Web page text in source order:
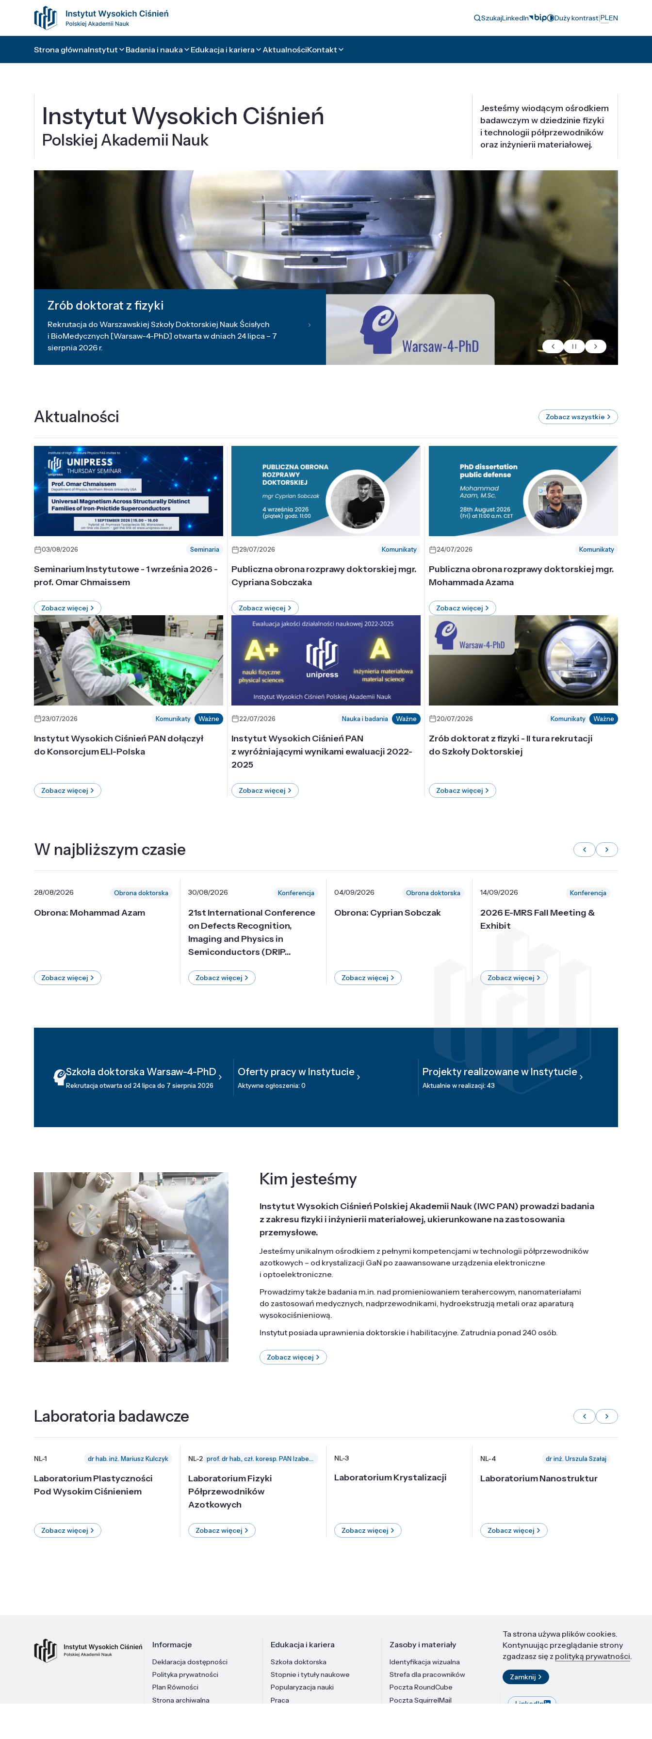
SzukajLinkedIn Duży kontrast|PLEN
Strona głównaInstytut Badania i nauka Edukacja i kariera AktualnościKontakt
Instytut Wysokich Ciśnień
Polskiej Akademii Nauk
Jesteśmy wiodącym ośrodkiem
badawczym w dziedzinie fizyki
i technologii półprzewodników
oraz inżynierii materiałowej.
Zrób doktorat z fizyki
Rekrutacja do Warszawskiej Szkoły Doktorskiej Nauk Ścisłych
i BioMedycznych [Warsaw-4-PhD] otwarta w dniach 24 lipca – 7
sierpnia 2026 r.
Aktualności Zobacz wszystkie
03/08/2026 Seminaria
Seminarium Instytutowe - 1 września 2026 -
prof. Omar Chmaissem
Zobacz więcej
29/07/2026 Komunikaty
Publiczna obrona rozprawy doktorskiej mgr.
Cypriana Sobczaka
Zobacz więcej
24/07/2026 Komunikaty
Publiczna obrona rozprawy doktorskiej mgr.
Mohammada Azama
Zobacz więcej
23/07/2026 Komunikaty Ważne
Instytut Wysokich Ciśnień PAN dołączył
do Konsorcjum ELI-Polska
Zobacz więcej
22/07/2026 Nauka i badania Ważne
Instytut Wysokich Ciśnień PAN
z wyróżniającymi wynikami ewaluacji 2022-
2025
Zobacz więcej
20/07/2026 Komunikaty Ważne
Zrób doktorat z fizyki - II tura rekrutacji
do Szkoły Doktorskiej
Zobacz więcej
W najbliższym czasie
28/08/2026 Obrona doktorska
Obrona: Mohammad Azam
Zobacz więcej
30/08/2026 Konferencja
21st International Conference
on Defects Recognition,
Imaging and Physics in
Semiconductors (DRIP...
Zobacz więcej
04/09/2026 Obrona doktorska
Obrona: Cyprian Sobczak
Zobacz więcej
14/09/2026 Konferencja
2026 E-MRS Fall Meeting &
Exhibit
Zobacz więcej
Szkoła doktorska Warsaw-4-PhD
Rekrutacja otwarta od 24 lipca do 7 sierpnia 2026
Oferty pracy w Instytucie
Aktywne ogłoszenia: 0
Projekty realizowane w Instytucie
Aktualnie w realizacji: 43
Kim jesteśmy
Instytut Wysokich Ciśnień Polskiej Akademii Nauk (IWC PAN) prowadzi badania
z zakresu fizyki i inżynierii materiałowej, ukierunkowane na zastosowania
przemysłowe.
Jesteśmy unikalnym ośrodkiem z pełnymi kompetencjami w technologii półprzewodników
azotkowych – od krystalizacji GaN po zaawansowane urządzenia elektroniczne
i optoelektroniczne.
Prowadzimy także badania m.in. nad promieniowaniem terahercowym, nanomateriałami
do zastosowań medycznych, nadprzewodnikami, hydroekstruzją metali oraz aparaturą
wysokociśnieniową.
Instytut posiada uprawnienia doktorskie i habilitacyjne. Zatrudnia ponad 240 osób.
Zobacz więcej
Laboratoria badawcze
NL-1 dr hab. inż. Mariusz Kulczyk
Laboratorium Plastyczności
Pod Wysokim Ciśnieniem
Zobacz więcej
NL-2 prof. dr hab., czł. koresp. PAN Izabella Grzegory
Laboratorium Fizyki
Półprzewodników
Azotkowych
Zobacz więcej
NL-3
Laboratorium Krystalizacji
Zobacz więcej
NL-4 dr inż. Urszula Szałaj
Laboratorium Nanostruktur
Zobacz więcej
Informacje
Deklaracja dostępności
Polityka prywatności
Plan Równości
Strona archiwalna
Edukacja i kariera
Szkoła doktorska
Stopnie i tytuły naukowe
Popularyzacja nauki
Praca
Zasoby i materiały
Identyfikacja wizualna
Strefa dla pracowników
Poczta RoundCube
Poczta SquirrelMail
Kontakt
Instytut Wysokich Ciśnień PAN
ul. Sokołowska 29/37
01-142 Warszawa
LinkedIn
Ta strona używa plików cookies.
Kontynuując przeglądanie strony
zgadzasz się z polityką prywatności.
Zamknij